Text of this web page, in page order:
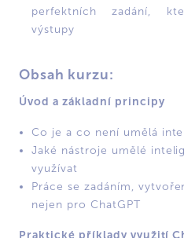
perfektních zadání,
výstupy
Obsah kurzu:
Úvod a základní principy
Co je a co není umělá
Jaké nástroje umělé
využívat
Práce se zadáním,
nejen pro ChatGPT
Praktické příklady využití